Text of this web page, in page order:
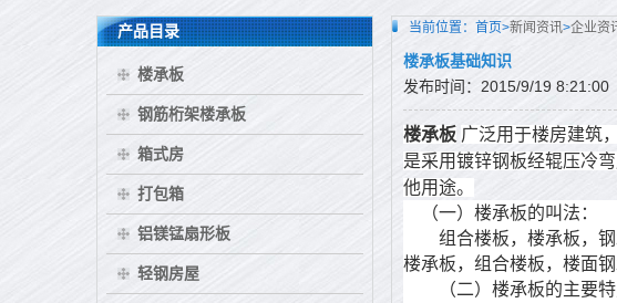
当前位置： 首页>新闻资讯>企业资
楼承板基础知识
发布时间：2015/9/19 8:21:00
楼承板 广泛用于楼房建筑
是采用镀锌钢板经辊压冷
他用途。
（一）楼承板的叫法：
组合楼板，楼承板，钢
楼承板，组合楼板，楼面
（二）楼承板的主要特
产品目录
楼承板
钢筋桁架楼承板
箱式房
打包箱
铝镁锰扇形板
轻钢房屋